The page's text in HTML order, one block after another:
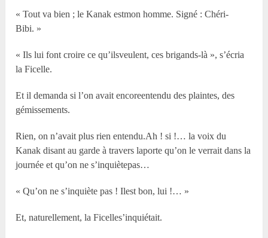
« Tout va bien ; le Kanak estmon homme. Signé : Chéri-
Bibi. »
« Ils lui font croire ce qu’ilsveulent, ces brigands-là », s’écria
la Ficelle.
Et il demanda si l’on avait encoreentendu des plaintes, des
gémissements.
Rien, on n’avait plus rien entendu.Ah ! si !… la voix du
Kanak disant au garde à travers laporte qu’on le verrait dans la
journée et qu’on ne s’inquiètepas…
« Qu’on ne s’inquiète pas ! Ilest bon, lui !… »
Et, naturellement, la Ficelles’inquiétait.